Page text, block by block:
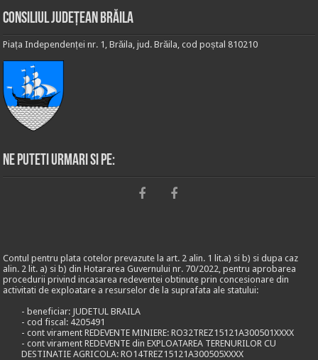
Consiliul Județean Brăila
Piața Independenței nr. 1, Brăila, jud. Brăila, cod poștal 810210
Ne puteti urmari si pe:
Contul pentru plata cotelor prevazute la art. 2 alin. 1 lit.a) si b) si dupa caz
alin. 2 lit. a) si b) din Hotararea Guvernului nr. 70/2022, pentru aprobarea
procedurii privind incasarea redeventei obtinute prin concesionare din
activitati de exploatare a resurselor de la suprafata ale statului:
- beneficiar: JUDETUL BRAILA
- cod fiscal: 4205491
- cont virament REDEVENTE MINIERE: RO32TREZ15121A300501XXXX
- cont virament REDEVENTE din EXPLOATAREA TERENURILOR CU
DESTINATIE AGRICOLA: RO14TREZ15121A300505XXXX